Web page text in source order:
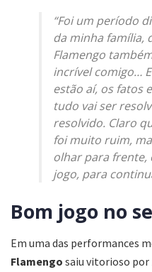
“Foi um período
da minha família,
Flamengo
incrível comigo…
estão aí, os fatos
tudo vai ser
resolvido. Claro
foi muito ruim,
olhar para
jogo, para
Bom jogo no
Em uma das performances
Flamengo saiu vitorioso por